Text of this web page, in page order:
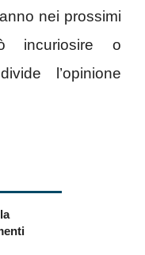
nei prossimi
incuriosire o
l’opinione